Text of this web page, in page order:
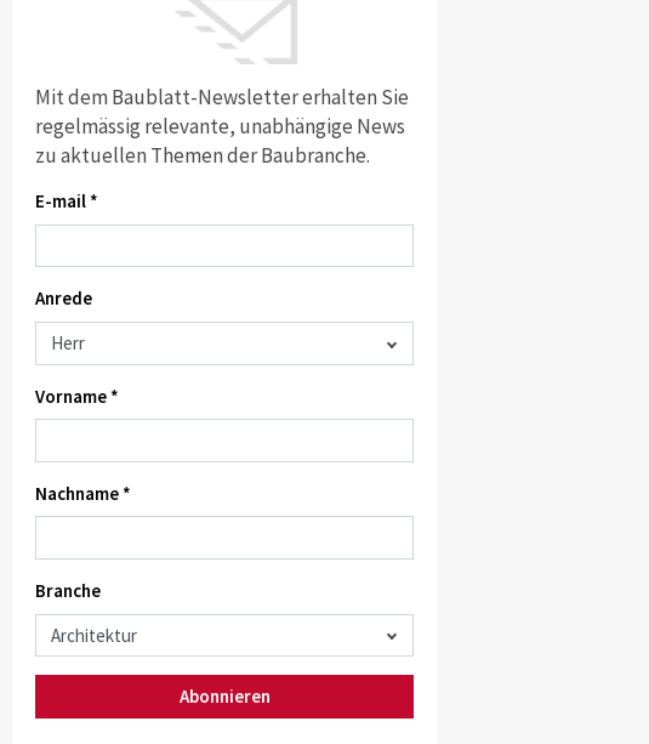
Mit dem Baublatt-Newsletter erhalten Sie
regelmässig relevante, unabhängige News
zu aktuellen Themen der Baubranche.
E-mail *
Anrede
Vorname *
Nachname *
Branche
Abonnieren